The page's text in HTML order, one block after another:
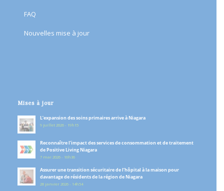
FAQ
Nouvelles mise à jour
Mises à jour
L’expansion des soins primaires arrive à Niagara
9 juillet 2026 - 19h15
Reconnaître l’impact des services de consommation et de traitement
de Positive Living Niagara
7 mai 2026 - 16h36
Assurer une transition sécuritaire de l’hôpital à la maison pour
davantage de résidents de la région de Niagara
28 janvier 2026 - 14h54